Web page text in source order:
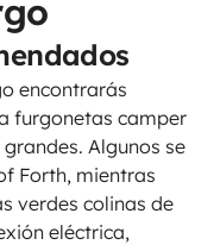
encontrarás
furgonetas camper
Algunos se
Forth, mientras
verdes colinas de
eléctrica,